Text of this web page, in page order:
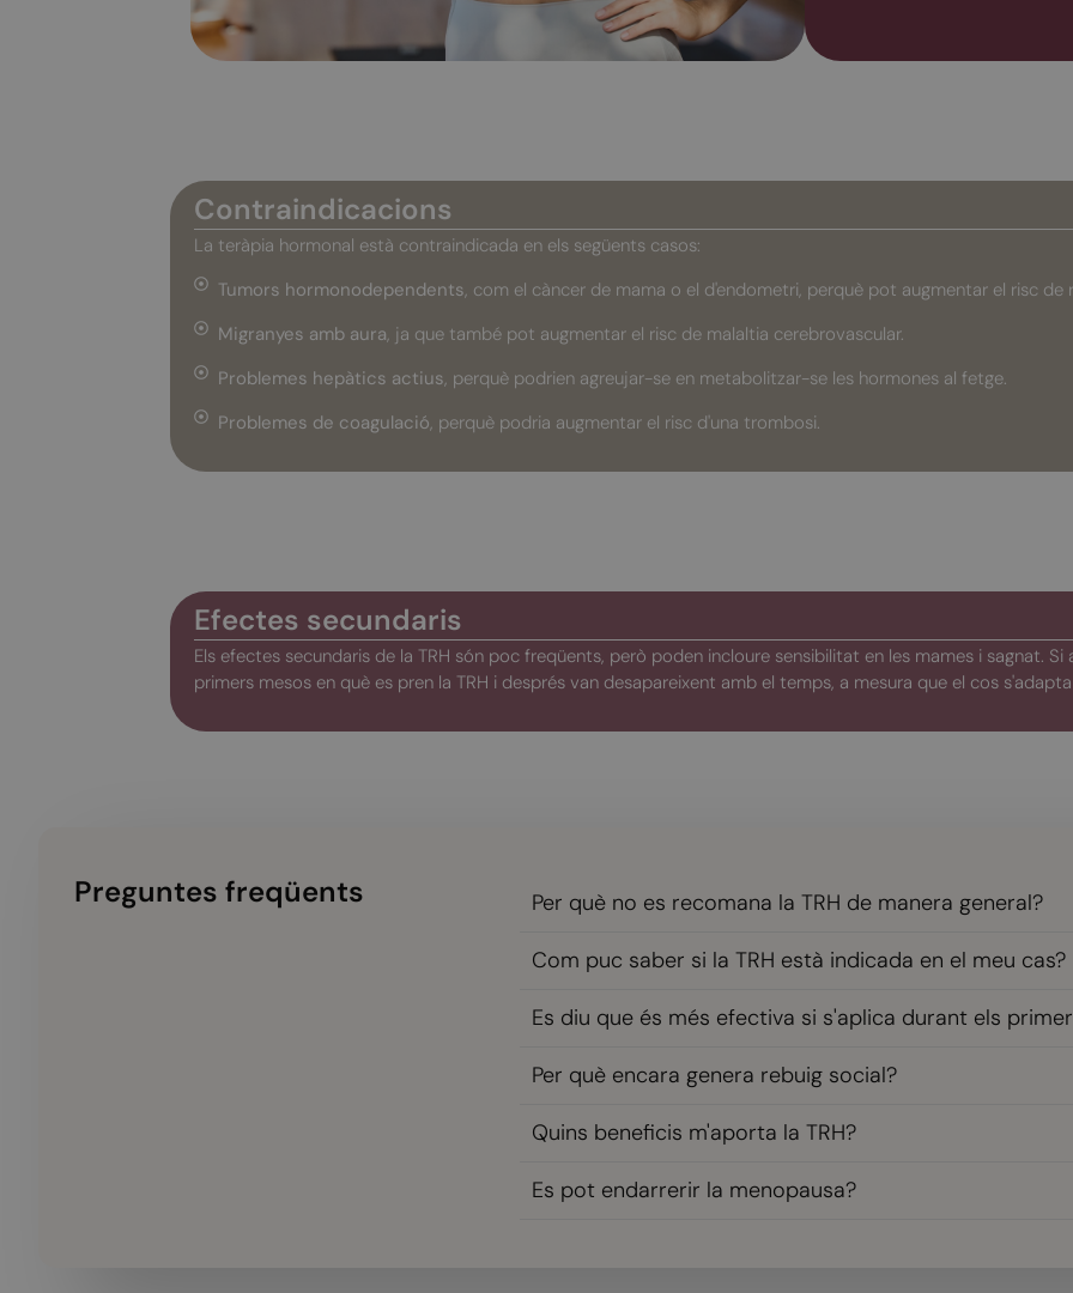
Contraindicacions
La teràpia hormonal està contraindicada en els següents casos:
Tumors hormonodependents, com el càncer de mama o el d'endometri, perquè pot augmentar el risc de
Migranyes amb aura, ja que també pot augmentar el risc de malaltia cerebrovascular.
Problemes hepàtics actius, perquè podrien agreujar-se en metabolitzar-se les hormones al fetge.
Problemes de coagulació, perquè podria augmentar el risc d'una trombosi.
Efectes secundaris
Els efectes secundaris de la TRH són poc freqüents, però poden incloure sensibilitat en les mames i sagnat.
primers mesos en què es pren la TRH i després van desapareixent amb el temps, a mesura que el cos
Preguntes freqüents
Per què no es recomana la TRH de manera general?
Com puc saber si la TRH està indicada en el meu cas?
Es diu que és més efectiva si s'aplica durant els
Per què encara genera rebuig social?
Quins beneficis m'aporta la TRH?
Es pot endarrerir la menopausa?